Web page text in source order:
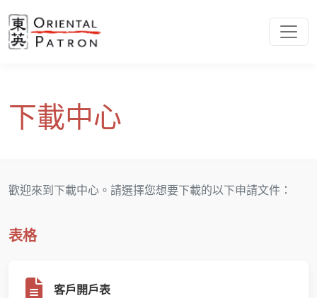
下載中心
歡迎來到下載中心。請選擇您想要下載的以下申請文件：
表格
客戶開戶表